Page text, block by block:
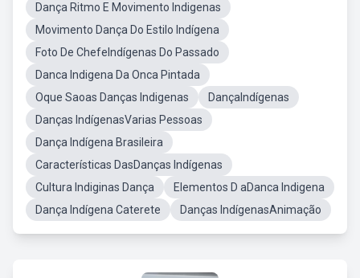
Dança Ritmo E Movimento Indigenas
Movimento Dança Do Estilo Indígena
Foto De ChefeIndígenas Do Passado
Danca Indigena Da Onca Pintada
Oque Saoas Danças Indigenas
DançaIndígenas
Danças IndígenasVarias Pessoas
Dança Indígena Brasileira
Características DasDanças Indígenas
Cultura Indiginas Dança
Elementos D aDanca Indigena
Dança Indígena Caterete
Danças IndígenasAnimação